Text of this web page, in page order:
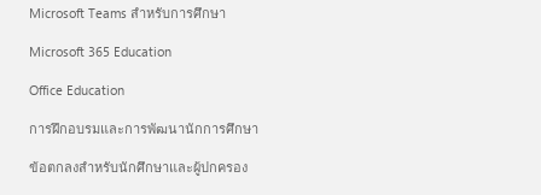
Microsoft Teams สำหรับการศึกษา
Microsoft 365 Education
Office Education
การฝึกอบรมและการพัฒนานักการศึกษา
ข้อตกลงสำหรับนักศึกษาและผู้ปกครอง